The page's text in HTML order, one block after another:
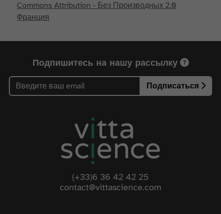
Commons Attribution - Без Производных 2.0
Франция
Подпишитесь на нашу рассылку
Подписаться
(+33)6 36 42 42 25
contact@vittascience.com